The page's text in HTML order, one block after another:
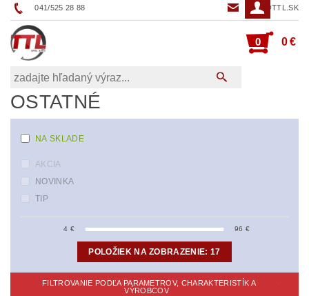
041/525 28 88 TTL@TTL.SK
0 0 €
OSTATNÉ
NA SKLADE
AKCIA
NOVINKA
TIP
4 € 96 €
POLOŽIEK NA ZOBRAZENIE:17
FILTROVANIE PODĽA PARAMETROV, CHARAKTERISTÍK A
VÝROBCOV